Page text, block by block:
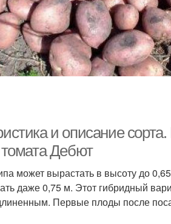
и описание
томата Дебют
может вырастать в высоту до
даже 0,75 м. Этот гибридный
Первые плоды после